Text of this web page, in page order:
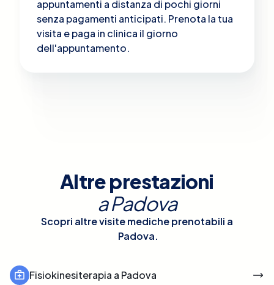
appuntamenti a distanza di pochi giorni
senza pagamenti anticipati. Prenota la tua
visita e paga in clinica il giorno
dell'appuntamento.
Altre prestazioni
aPadova
Scopri altre visite mediche prenotabili a
Padova.
Fisiokinesiterapia a Padova